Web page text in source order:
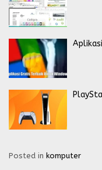
Posted in komputer